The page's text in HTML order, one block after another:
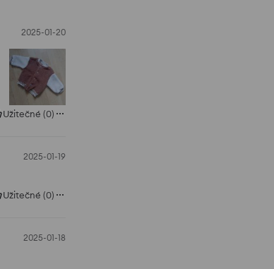
2025-01-20
Užitečné (0)
2025-01-19
Užitečné (0)
2025-01-18